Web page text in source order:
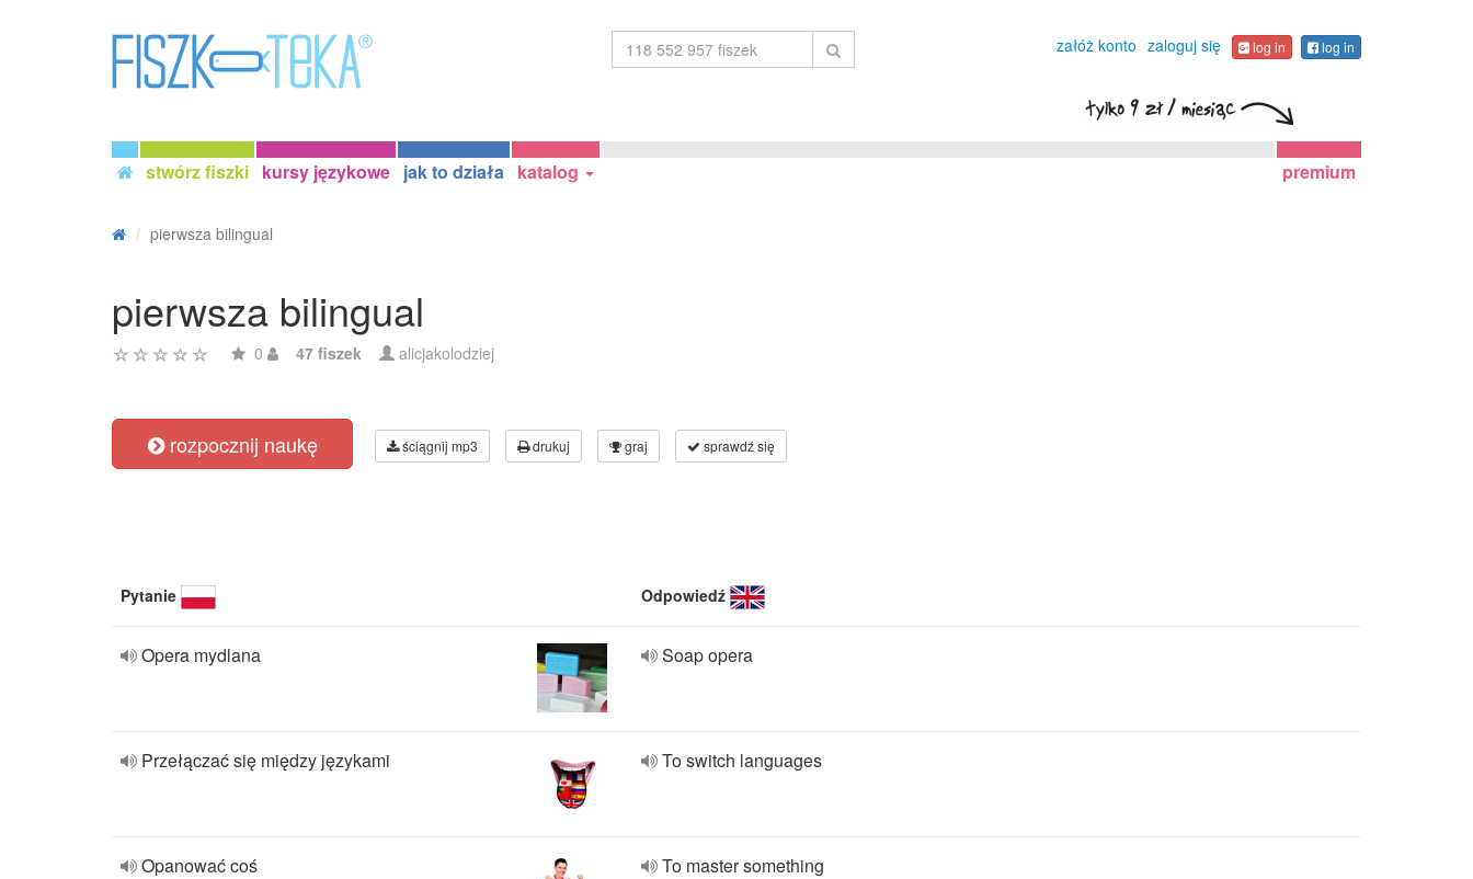
załóż konto zaloguj się log in log in
stwórz fiszki kursy językowe jak to działa katalog premium
pierwsza bilingual
pierwsza bilingual
0 47 fiszek alicjakolodziej
rozpocznij naukę ściągnij mp3 drukuj graj sprawdź się
Pytanie Odpowiedź
Opera mydlana Soap opera
Przełączać się między językami To switch languages
Opanować coś To master something